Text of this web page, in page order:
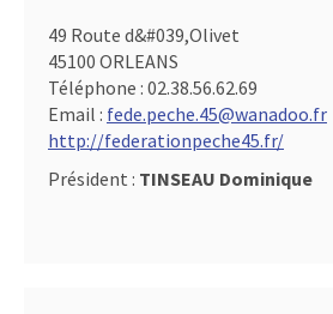
49 Route d&#039,Olivet
45100 ORLEANS
Téléphone : 02.38.56.62.69
Email : fede.peche.45@wanadoo.fr
http://federationpeche45.fr/
Président : TINSEAU Dominique